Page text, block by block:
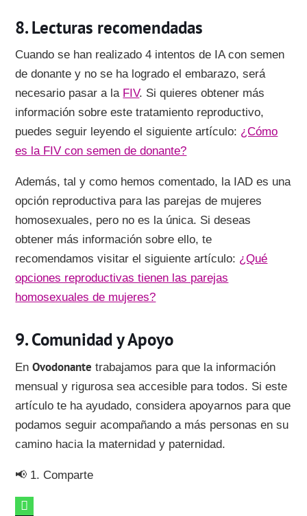
Lecturas recomendadas
Cuando se han realizado 4 intentos de IA con semen
de donante y no se ha logrado el embarazo, será
necesario pasar a la FIV. Si quieres obtener más
información sobre este tratamiento reproductivo,
puedes seguir leyendo el siguiente artículo: ¿Cómo
es la FIV con semen de donante?
Además, tal y como hemos comentado, la IAD es una
opción reproductiva para las parejas de mujeres
homosexuales, pero no es la única. Si deseas
obtener más información sobre ello, te
recomendamos visitar el siguiente artículo: ¿Qué
opciones reproductivas tienen las parejas
homosexuales de mujeres?
Comunidad y Apoyo
EnOvodonante trabajamos para que la información
mensual y rigurosa sea accesible para todos. Si este
artículo te ha ayudado, considera apoyarnos para que
podamos seguir acompañando a más personas en su
camino hacia la maternidad y paternidad.
📢 1. Comparte